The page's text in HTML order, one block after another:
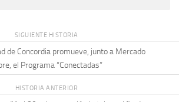
SIGUIENTE HISTORIA
de Concordia promueve, junto a Mercado
el Programa “Conectadas”
HISTORIA ANTERIOR